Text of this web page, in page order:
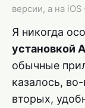
версии, а на
Я никогда
установкой
обычные
казалось,
вторых,